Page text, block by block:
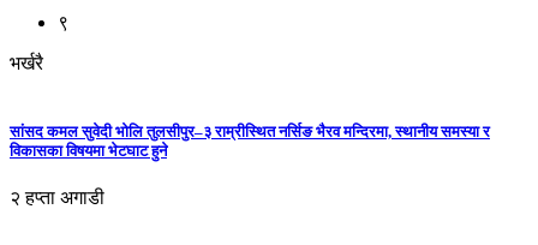
९
भर्खरै
सांसद कमल सुवेदी भोलि तुलसीपुर–३ राम्रीस्थित नर्सिङ भैरव मन्दिरमा, स्थानीय समस्या र
विकासका विषयमा भेटघाट हुने
२ हप्ता अगाडी